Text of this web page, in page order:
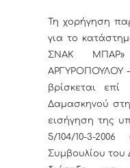
Τη χορήγηση
για το
ΣΝΑΚ
ΑΡΓΥΡΟΠΟΥΛΟΥ
βρίσκεται
Δαμασκηνού
εισήγηση της
5/104/10-3-
Συμβουλίου του